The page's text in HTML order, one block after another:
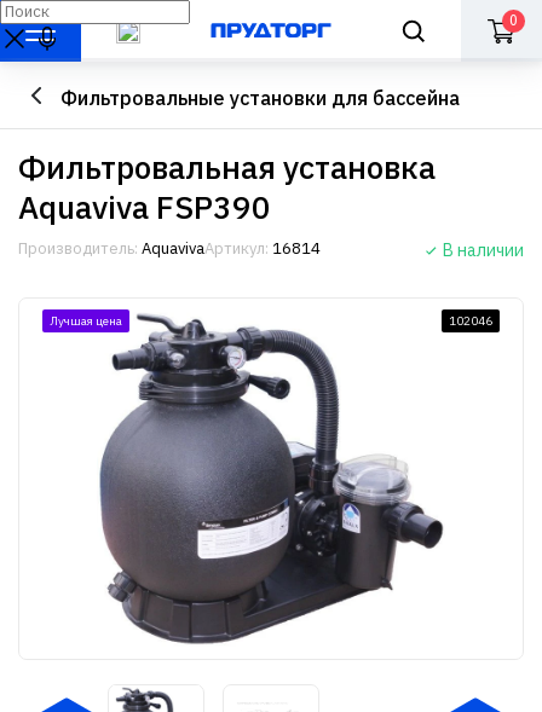
0
Фильтровальные установки для бассейна
Фильтровальная установка
Aquaviva FSP390
Производитель: AquavivaАртикул: 16814 В наличии
102046
Лучшая цена